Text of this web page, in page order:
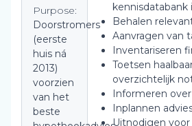
Purpose:
Doorstromers
(eerste
huis ná
2013)
voorzien
van het
beste
kennisdatabank
Behalen
Aanvragen van
Inventariseren
Toetsen
overzichtelijk
Informeren
Inplannen
Uitnodigen